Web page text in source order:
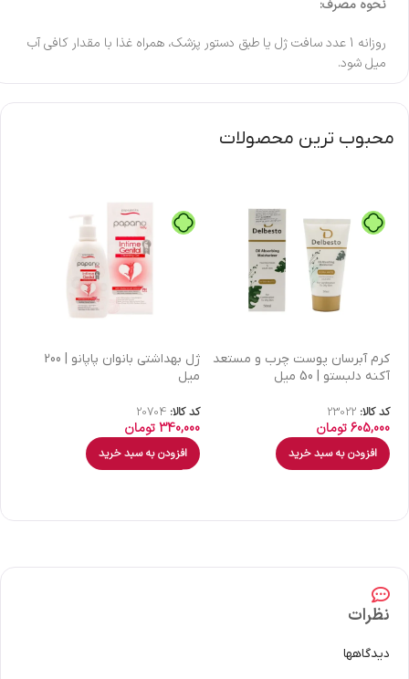
نحوه مصرف:
روزانه 1 عدد سافت ژل یا طبق دستور پزشک، همراه غذا با مقدار کافی آب
میل شود.
محبوب ترین محصولات
كرم آبرسان پوست چرب و مستعد
آکنه دلبستو | 50 میل
کد کالا: 23022
605,000تومان
افزودن به سبد خرید
ژل بهداشتی بانوان پاپانو | 200
میل
کد کالا: 20704
340,000تومان
افزودن به سبد خرید
نظرات
دیدگاهها